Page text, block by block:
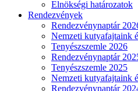
Elnökségi határozatok
Rendezvények
Rendezvénynaptár
Nemzeti kutyafajtaink
Tenyészszemle 2026
Rendezvénynaptár
Tenyészszemle 2025
Nemzeti kutyafajtaink
Rendezvénynaptár